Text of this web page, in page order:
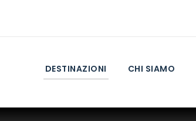
DESTINAZIONI CHI SIAMO